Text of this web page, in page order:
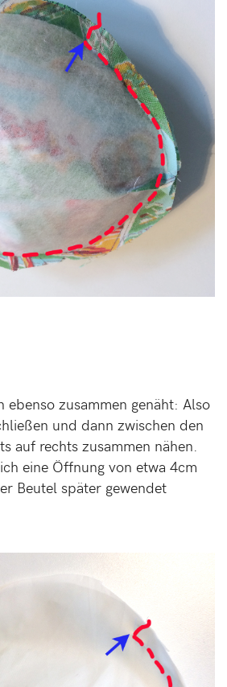
ebenso zusammen genäht: Also
und dann zwischen den
auf rechts zusammen nähen.
eine Öffnung von etwa 4cm
Beutel später gewendet